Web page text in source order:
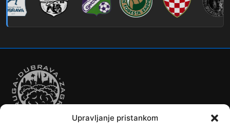
Upravljanje pristankom
269 Borongaj – Ses. Kraljevec
223 Dubec – Trnovčica – Dubrava
224 Dubec – Novoselec
Dubec – Borongaj